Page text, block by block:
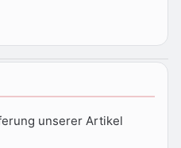
unserer Artikel